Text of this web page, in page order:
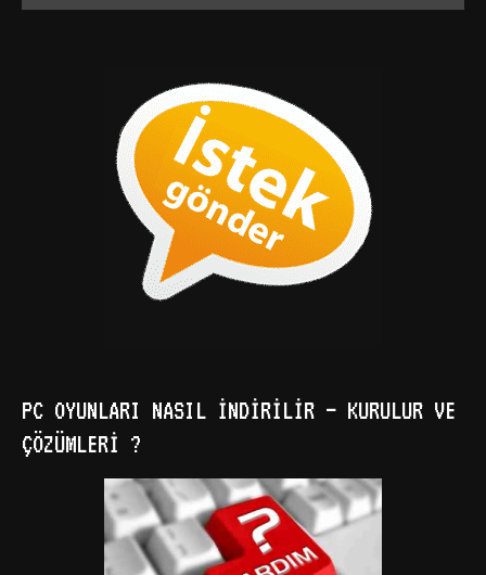
PC OYUNLARI NASIL İNDIRILIR – KURULUR VE
ÇÖZÜMLERI ?